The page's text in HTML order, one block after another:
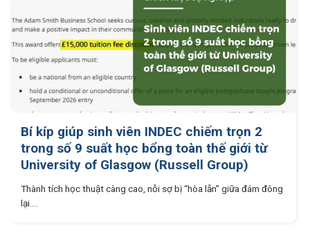
Bí kíp giúp sinh viên INDEC chiếm trọn 2
trong số 9 suất học bổng toàn thế giới từ
University of Glasgow (Russell Group)
Thành tích học thuật càng cao, nỗi sợ bị “hòa lẫn” giữa đám đông
lại....